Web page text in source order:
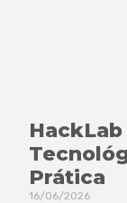
Prática
16/06/2026